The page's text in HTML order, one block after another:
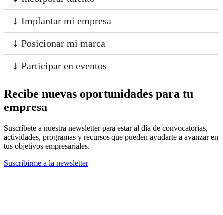
Implantar mi empresa
Posicionar mi marca
Participar en eventos
Recibe nuevas oportunidades para tu
empresa
Suscríbete a nuestra newsletter para estar al día de convocatorias,
actividades, programas y recursos que pueden ayudarte a avanzar en
tus objetivos empresariales.
Suscribirme a la newsletter